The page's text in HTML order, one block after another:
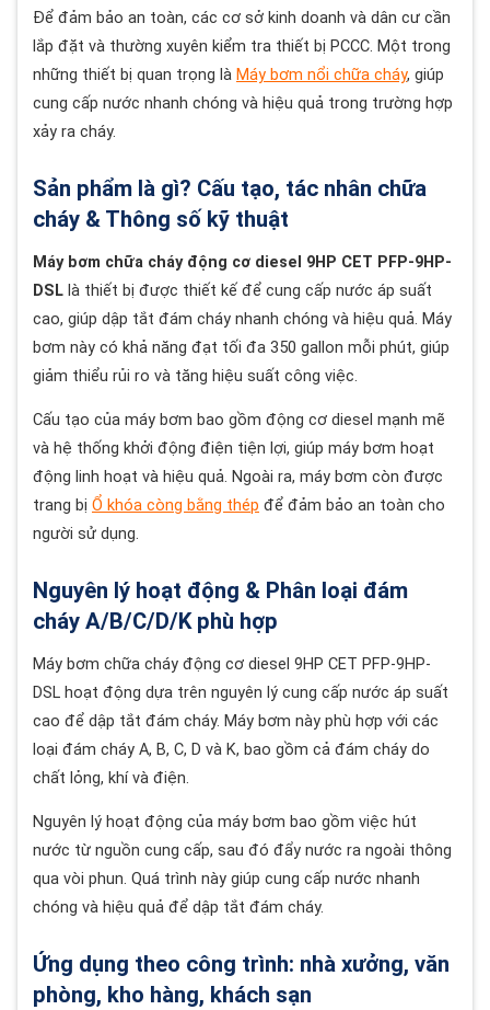
Để đảm bảo an toàn, các cơ sở kinh doanh và dân cư cần
lắp đặt và thường xuyên kiểm tra thiết bị PCCC. Một trong
những thiết bị quan trọng là Máy bơm nổi chữa cháy, giúp
cung cấp nước nhanh chóng và hiệu quả trong trường hợp
xảy ra cháy.
Sản phẩm là gì? Cấu tạo, tác nhân chữa
cháy & Thông số kỹ thuật
Máy bơm chữa cháy động cơ diesel 9HP CET PFP-9HP-
DSL là thiết bị được thiết kế để cung cấp nước áp suất
cao, giúp dập tắt đám cháy nhanh chóng và hiệu quả. Máy
bơm này có khả năng đạt tối đa 350 gallon mỗi phút, giúp
giảm thiểu rủi ro và tăng hiệu suất công việc.
Cấu tạo của máy bơm bao gồm động cơ diesel mạnh mẽ
và hệ thống khởi động điện tiện lợi, giúp máy bơm hoạt
động linh hoạt và hiệu quả. Ngoài ra, máy bơm còn được
trang bị Ổ khóa còng bằng thép để đảm bảo an toàn cho
người sử dụng.
Nguyên lý hoạt động & Phân loại đám
cháy A/B/C/D/K phù hợp
Máy bơm chữa cháy động cơ diesel 9HP CET PFP-9HP-
DSL hoạt động dựa trên nguyên lý cung cấp nước áp suất
cao để dập tắt đám cháy. Máy bơm này phù hợp với các
loại đám cháy A, B, C, D và K, bao gồm cả đám cháy do
chất lỏng, khí và điện.
Nguyên lý hoạt động của máy bơm bao gồm việc hút
nước từ nguồn cung cấp, sau đó đẩy nước ra ngoài thông
qua vòi phun. Quá trình này giúp cung cấp nước nhanh
chóng và hiệu quả để dập tắt đám cháy.
Ứng dụng theo công trình: nhà xưởng, văn
phòng, kho hàng, khách sạn